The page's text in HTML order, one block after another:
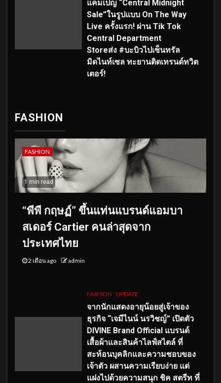
แคมเปญ “Central Midnight
Sale”ในรูปแบบ On The Way
Live ครั้งแรก! ผ่าน Tik Tok
Central Department
Storeส่ง #บะบิวไปเซ็นทรัล
มิดไนท์เซล ทะยานติดเทรนด์ทวิต
เตอร์!
FASHION
FASHION
1 min read
“พีพี กฤษฏ์” ขึ้นแท่นแบรนด์แอมบา
สเดอร์ Cartier คนล่าสุดจาก
ประเทศไทย
2 เดือน ago admin
FASHION UPDATE
จากนักแสดงอายุน้อยสู่เจ้าของ
ธุรกิจ “เจมีไนน์ นรวิชญ์” เปิดตัว
DIVINE Brand Official แบรนด์
เสื้อผ้าและสินค้าไลฟ์สไตล์ ที่
สะท้อนบุคลิกและความชอบของ
เจ้าตัว ผสานความเรียบง่าย แต่
แฝงไปด้วยความสนุก ชิค สตรีท ที่